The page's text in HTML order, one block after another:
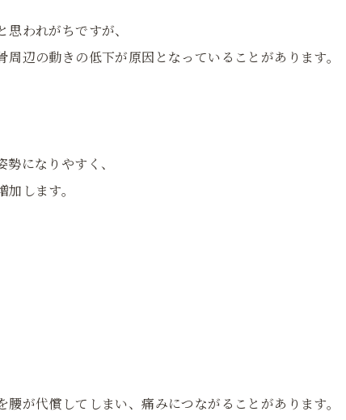
われがちですが、
辺の動きの低下が原因となっていることがあります。
になりやすく、
します。
が代償してしまい、痛みにつながることがあります。